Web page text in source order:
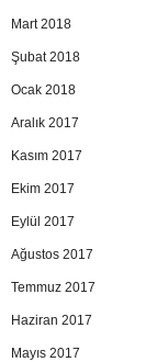
Mart 2018
Şubat 2018
Ocak 2018
Aralık 2017
Kasım 2017
Ekim 2017
Eylül 2017
Ağustos 2017
Temmuz 2017
Haziran 2017
Mayıs 2017